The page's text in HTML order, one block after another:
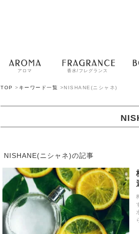
アロマ 香水/フレグランス
TOP > キーワード一覧 >NISHANE(ニシャネ)
NISHANE(ニシャネ)の記事